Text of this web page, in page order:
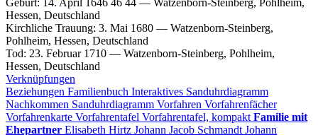
Hessen, Deutschland
Kirchliche Trauung: 3. Mai 1680 — Watzenborn-Steinberg,
Pohlheim, Hessen, Deutschland
Tod: 23. Februar 1710 — Watzenborn-Steinberg, Pohlheim,
Hessen, Deutschland
Verknüpfungen
Beziehungen Familienbuch Interaktives Sanduhrdiagramm
Nachkommen Sanduhrdiagramm Vorfahren Vorfahrenfächer
Vorfahrenkarte Vorfahrentafel Vorfahrentafel, kompakt Familie mit
Ehepartner Elisabeth Hirtz Johann Jacob Schmandt Johann